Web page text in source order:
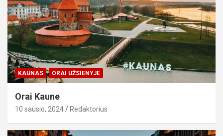
KAUNAS ORAI UŽSIENYJE
Orai Kaune
10 sausio, 2024 Redaktorius